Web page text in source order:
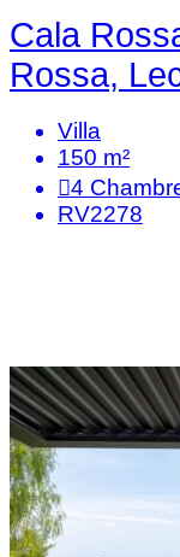
Cala
Rossa,
Villa
150 m²
4
RV2278